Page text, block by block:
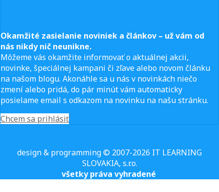
Okamžité zasielanie noviniek a článkov – už vám od
nás nikdy nič neunikne.
Môžeme vás okamžite informovať o aktuálnej akcii,
novinke, špeciálnej kampani či zľave alebo novom článku
na našom blogu. Akonáhle sa u nás v novinkách niečo
zmení alebo pridá, do pár minút vám automaticky
posielame email s odkazom na novinku na našu stránku.
Chcem sa prihlásiť
design & programming © 2007-2026 IT LEARNING
SLOVAKIA, s.r.o.
všetky práva vyhradené